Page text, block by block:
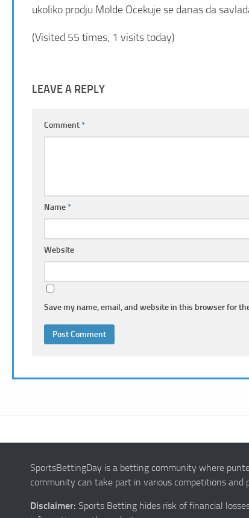
ukoliko prodju Molde.Ocekuje se danas da
(Visited 55 times, 1 visits today)
LEAVE A REPLY
Comment*
Name*
Website
Save my name, email, and website in this browser for
SportsBettingDay is a betting community where
community can take part in various competitions and
Disclaimer: Sports Betting hides risk of financial